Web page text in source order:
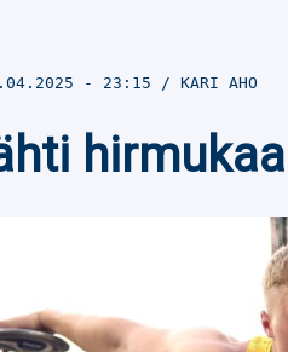
- 23:15 KARI AHO